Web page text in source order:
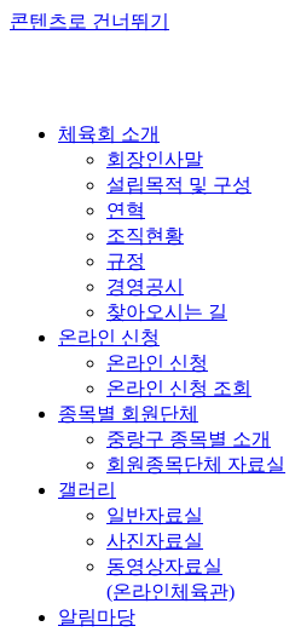
콘텐츠로 건너뛰기
체육회 소개
회장인사말
설립목적 및 구성
연혁
조직현황
규정
경영공시
찾아오시는 길
온라인 신청
온라인 신청
온라인 신청 조회
종목별 회원단체
중랑구 종목별 소개
회원종목단체 자료실
갤러리
일반자료실
사진자료실
동영상자료실
(온라인체육관)
알림마당